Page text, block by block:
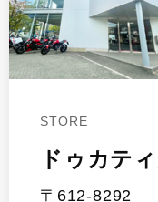
サービス
DOC京都
お支払いシミュレ
STORE
ドゥカテ
〒612-8292